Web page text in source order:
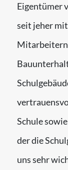
Eigentümer
seit jeher
Schule
der die
uns sehr